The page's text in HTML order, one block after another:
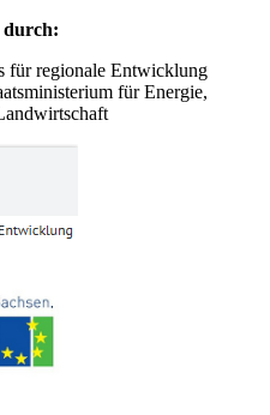
für regionale Entwicklung
für Energie,